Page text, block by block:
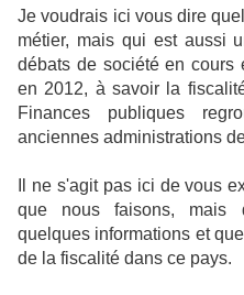
Je voudrais ici vous dire
métier, mais qui est aussi
débats de société en
en 2012, à savoir la
Finances publiques
anciennes administrations
Il ne s'agit pas ici de vous
que nous faisons, mais
quelques informations et
de la fiscalité dans ce pays.